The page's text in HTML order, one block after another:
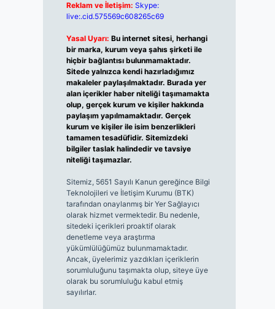
Reklam ve İletişim: Skype:
live:.cid.575569c608265c69
Yasal Uyarı: Bu internet sitesi, herhangi
bir marka, kurum veya şahıs şirketi ile
hiçbir bağlantısı bulunmamaktadır.
Sitede yalnızca kendi hazırladığımız
makaleler paylaşılmaktadır. Burada yer
alan içerikler haber niteliği taşımamakta
olup, gerçek kurum ve kişiler hakkında
paylaşım yapılmamaktadır. Gerçek
kurum ve kişiler ile isim benzerlikleri
tamamen tesadüfidir. Sitemizdeki
bilgiler taslak halindedir ve tavsiye
niteliği taşımazlar.
Sitemiz, 5651 Sayılı Kanun gereğince Bilgi
Teknolojileri ve İletişim Kurumu (BTK)
tarafından onaylanmış bir Yer Sağlayıcı
olarak hizmet vermektedir. Bu nedenle,
sitedeki içerikleri proaktif olarak
denetleme veya araştırma
yükümlülüğümüz bulunmamaktadır.
Ancak, üyelerimiz yazdıkları içeriklerin
sorumluluğunu taşımakta olup, siteye üye
olarak bu sorumluluğu kabul etmiş
sayılırlar.